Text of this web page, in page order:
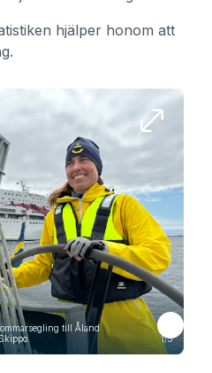
hjälper honom att
till Åland
1/5